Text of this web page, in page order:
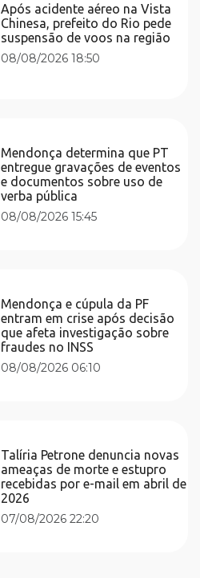
Após acidente aéreo na Vista
Chinesa, prefeito do Rio pede
suspensão de voos na região
08/08/2026 18:50
Mendonça determina que PT
entregue gravações de eventos
e documentos sobre uso de
verba pública
08/08/2026 15:45
Mendonça e cúpula da PF
entram em crise após decisão
que afeta investigação sobre
fraudes no INSS
08/08/2026 06:10
Talíria Petrone denuncia novas
ameaças de morte e estupro
recebidas por e-mail em abril de
2026
07/08/2026 22:20